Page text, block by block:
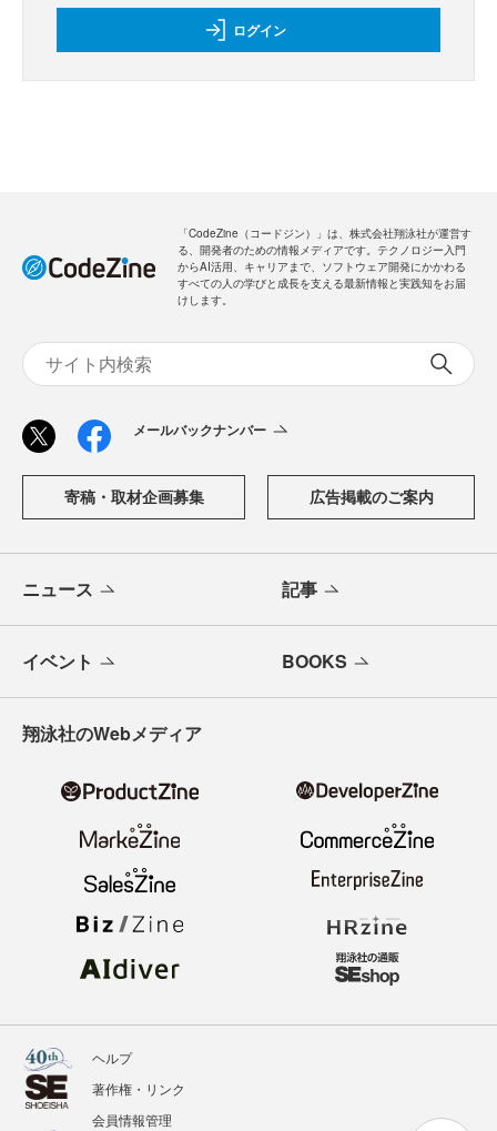
ログイン
「CodeZine（コードジン）」は、株式会社翔泳社が運営す
る、開発者のための情報メディアです。テクノロジー入門
からAI活用、キャリアまで、ソフトウェア開発にかかわる
すべての人の学びと成長を支える最新情報と実践知をお届
けします。
メールバックナンバー
寄稿・取材企画募集 広告掲載のご案内
ニュース 記事
イベント BOOKS
翔泳社のWebメディア
ヘルプ
著作権・リンク
会員情報管理